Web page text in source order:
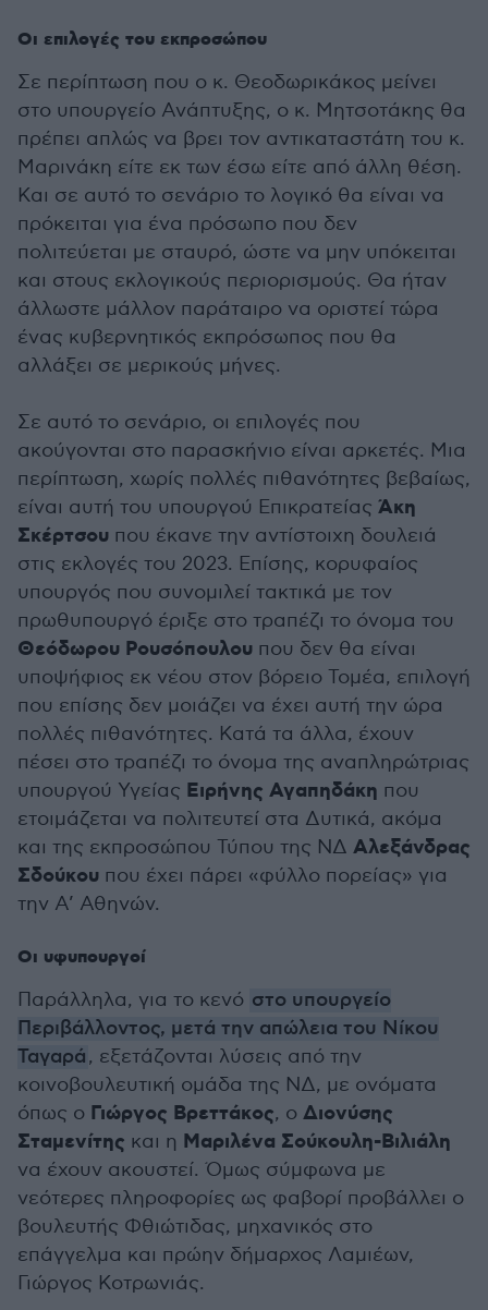
Οι επιλογές του εκπροσώπου
Σε περίπτωση που ο κ. Θεοδωρικάκος μείνει
στο υπουργείο Ανάπτυξης, ο κ. Μητσοτάκης θα
πρέπει απλώς να βρει τον αντικαταστάτη του κ.
Μαρινάκη είτε εκ των έσω είτε από άλλη θέση.
Και σε αυτό το σενάριο το λογικό θα είναι να
πρόκειται για ένα πρόσωπο που δεν
πολιτεύεται με σταυρό, ώστε να μην υπόκειται
και στους εκλογικούς περιορισμούς. Θα ήταν
άλλωστε μάλλον παράταιρο να οριστεί τώρα
ένας κυβερνητικός εκπρόσωπος που θα
αλλάξει σε μερικούς μήνες.
Σε αυτό το σενάριο, οι επιλογές που
ακούγονται στο παρασκήνιο είναι αρκετές. Μια
περίπτωση, χωρίς πολλές πιθανότητες βεβαίως,
είναι αυτή του υπουργού Επικρατείας Άκη
Σκέρτσου που έκανε την αντίστοιχη δουλειά
στις εκλογές του 2023. Επίσης, κορυφαίος
υπουργός που συνομιλεί τακτικά με τον
πρωθυπουργό έριξε στο τραπέζι το όνομα του
Θεόδωρου Ρουσόπουλου που δεν θα είναι
υποψήφιος εκ νέου στον βόρειο Τομέα, επιλογή
που επίσης δεν μοιάζει να έχει αυτή την ώρα
πολλές πιθανότητες. Κατά τα άλλα, έχουν
πέσει στο τραπέζι το όνομα της αναπληρώτριας
υπουργού Υγείας Ειρήνης Αγαπηδάκη που
ετοιμάζεται να πολιτευτεί στα Δυτικά, ακόμα
και της εκπροσώπου Τύπου της ΝΔ Αλεξάνδρας
Σδούκου που έχει πάρει «φύλλο πορείας» για
την Α’ Αθηνών.
Οι υφυπουργοί
Παράλληλα, για το κενό στο υπουργείο
Περιβάλλοντος, μετά την απώλεια του Νίκου
Ταγαρά, εξετάζονται λύσεις από την
κοινοβουλευτική ομάδα της ΝΔ, με ονόματα
όπως ο Γιώργος Βρεττάκος, ο Διονύσης
Σταμενίτης και η Μαριλένα Σούκουλη-Βιλιάλη
να έχουν ακουστεί. Όμως σύμφωνα με
νεότερες πληροφορίες ως φαβορί προβάλλει ο
βουλευτής Φθιώτιδας, μηχανικός στο
επάγγελμα και πρώην δήμαρχος Λαμιέων,
Γιώργος Κοτρωνιάς.